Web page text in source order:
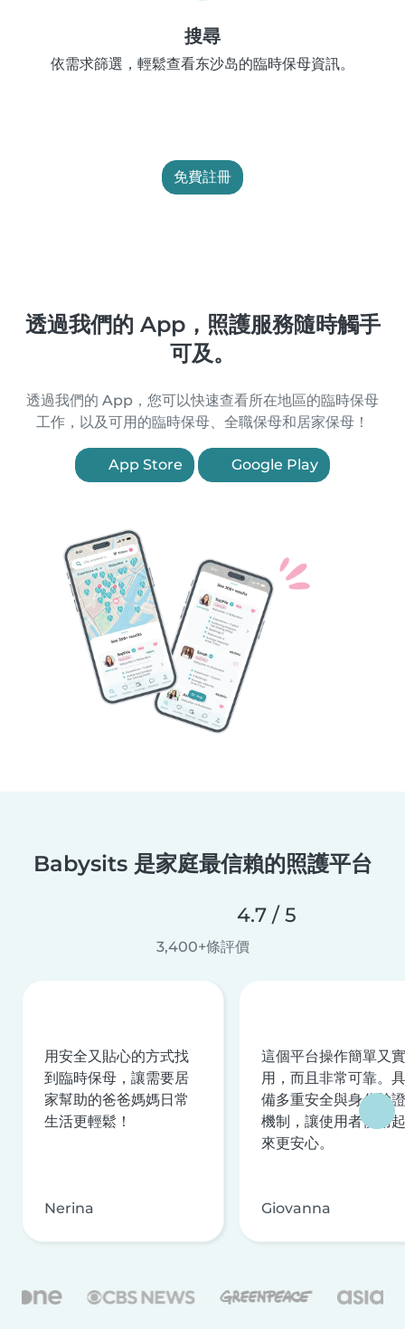
搜尋
依需求篩選，輕鬆查看东沙岛的臨時保母資訊。
免費註冊
透過我們的 App，照護服務隨時觸手
可及。
透過我們的 App，您可以快速查看所在地區的臨時保母
工作，以及可用的臨時保母、全職保母和居家保母！
App Store Google Play
Babysits 是家庭最信賴的照護平台
4.7 / 5
3,400+條評價
用安全又貼心的方式找
到臨時保母，讓需要居
家幫助的爸爸媽媽日常
生活更輕鬆！
Nerina
這個平台操作簡單又實
用，而且非常可靠。具
備多重安全與身分驗證
機制，讓使用者使用起
來更安心。
Giovanna